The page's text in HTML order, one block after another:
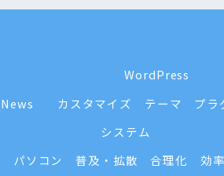
News
WordPress
カスタマイズ
テーマ プラ
システム
パソコン 普及・拡散 合理化 効